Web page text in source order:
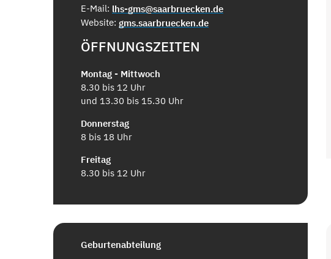
E-Mail: lhs-gms@saarbruecken.de
Website: gms.saarbruecken.de
ÖFFNUNGSZEITEN
Montag - Mittwoch
8.30 bis 12 Uhr
und 13.30 bis 15.30 Uhr
Donnerstag
8 bis 18 Uhr
Freitag
8.30 bis 12 Uhr
Geburtenabteilung